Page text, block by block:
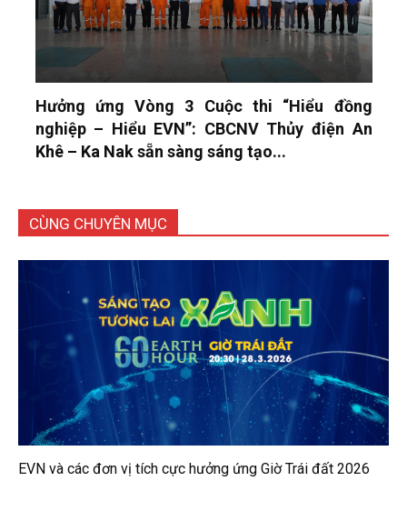
Hưởng ứng Vòng 3 Cuộc thi “Hiểu đồng
nghiệp – Hiểu EVN”: CBCNV Thủy điện An
Khê – Ka Nak sẵn sàng sáng tạo...
CÙNG CHUYÊN MỤC
EVN và các đơn vị tích cực hưởng ứng Giờ Trái đất 2026